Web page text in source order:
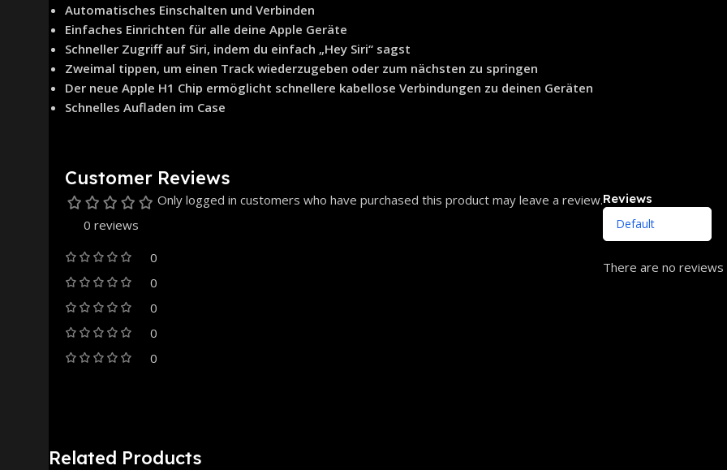
Automatisches Einschalten und Verbinden
Einfaches Einrichten für alle deine Apple Geräte
Schneller Zugriff auf Siri, indem du einfach „Hey Siri“ sagst
Zweimal tippen, um einen Track wiederzugeben oder zum nächsten zu springen
Der neue Apple H1 Chip ermöglicht schnellere kabellose Verbindungen zu deinen Geräten
Schnelles Aufladen im Case
Customer Reviews
0 reviews
0
0
0
0
0
Reviews
There are no reviews
Only logged in customers who have purchased this product may leave a review.
Related Products